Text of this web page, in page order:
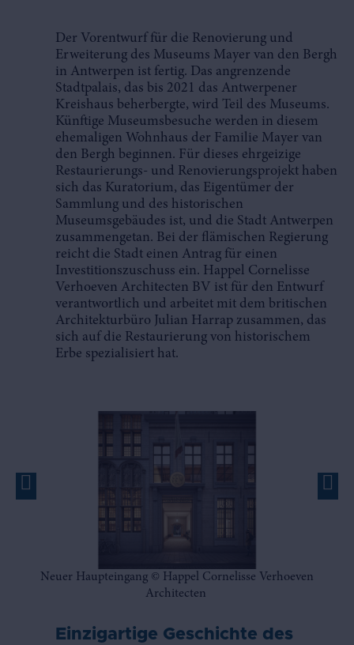
Der Vorentwurf für die Renovierung und
Erweiterung des Museums Mayer van den Bergh
in Antwerpen ist fertig. Das angrenzende
Stadtpalais, das bis 2021 das Antwerpener
Kreishaus beherbergte, wird Teil des Museums.
Künftige Museumsbesuche werden in diesem
ehemaligen Wohnhaus der Familie Mayer van
den Bergh beginnen. Für dieses ehrgeizige
Restaurierungs- und Renovierungsprojekt haben
sich das Kuratorium, das Eigentümer der
Sammlung und des historischen
Museumsgebäudes ist, und die Stadt Antwerpen
zusammengetan. Bei der flämischen Regierung
reicht die Stadt einen Antrag für einen
Investitionszuschuss ein. Happel Cornelisse
Verhoeven Architecten BV ist für den Entwurf
verantwortlich und arbeitet mit dem britischen
Architekturbüro Julian Harrap zusammen, das
sich auf die Restaurierung von historischem
Erbe spezialisiert hat.
Neuer Haupteingang © Happel Cornelisse Verhoeven
Architecten
Einzigartige Geschichte des